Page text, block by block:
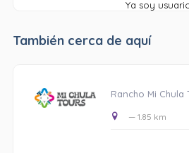
Ya soy
También cerca de aquí
Rancho Mi Chula
— 1.85 km